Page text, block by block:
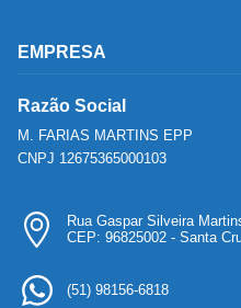
EMPRESA
Razão Social
M. FARIAS MARTINS EPP
CNPJ 12675365000103
Rua Gaspar Silveira
CEP: 96825002 - Santa
(51) 98156-6818